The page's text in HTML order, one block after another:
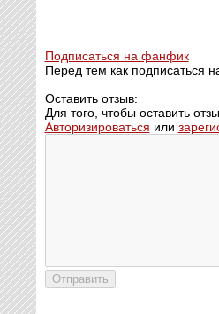
Подписаться на фанфик
Перед тем как подписаться
Оставить отзыв:
Для того, чтобы оставить
Авторизироваться или